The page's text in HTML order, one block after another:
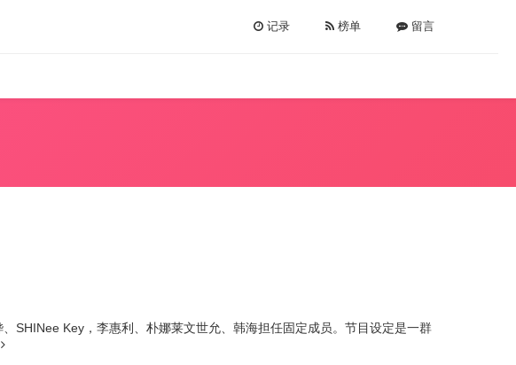
记录 榜单 留言
SHINee Key，李惠利、朴娜莱文世允、韩海担任固定成员。节目设定是一群